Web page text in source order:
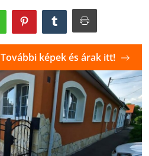
További képek és árak itt!